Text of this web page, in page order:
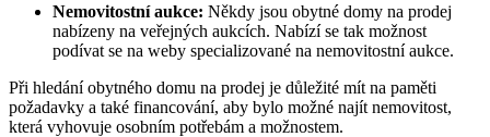
Nemovitostní aukce: Někdy jsou obytné domy na prodej
nabízeny na veřejných aukcích. Nabízí se tak možnost
podívat se na weby specializované na nemovitostní aukce.
Při hledání obytného domu na prodej je důležité mít na paměti
požadavky a také financování, aby bylo možné najít nemovitost,
která vyhovuje osobním potřebám a možnostem.